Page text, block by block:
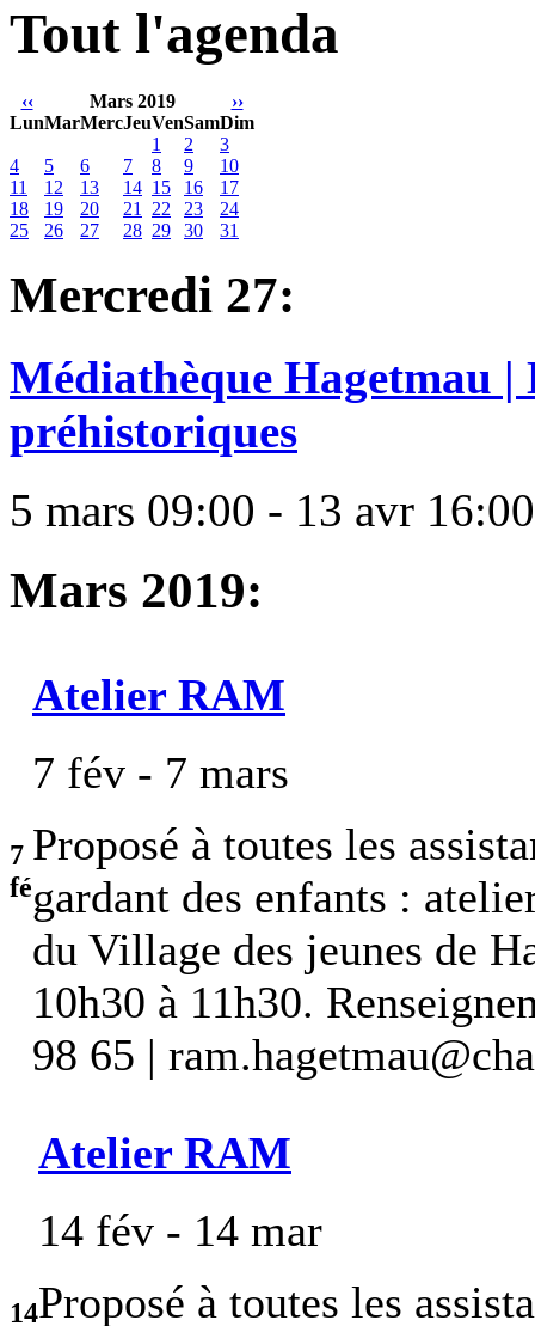
Tout l'agenda
‹‹ Mars 2019
››
LunMarMercJeuVenSamDim
1
2
3
4
5 6 7 8 9
10
11
12 13 14 15 16
17
18
19 20 21 22 23
24
25
26 27 28 29 30 31
Mercredi 27:
Médiathèque Hagetmau |
préhistoriques
5 mars 09:00 - 13 avr 16:00
Mars 2019:
7
fé
Atelier RAM
7 fév - 7 mars
Proposé à toutes les
gardant des enfants :
du Village des jeunes de
10h30 à 11h30.
98 65 |
14
Atelier RAM
14 fév - 14 mar
Proposé à toutes les